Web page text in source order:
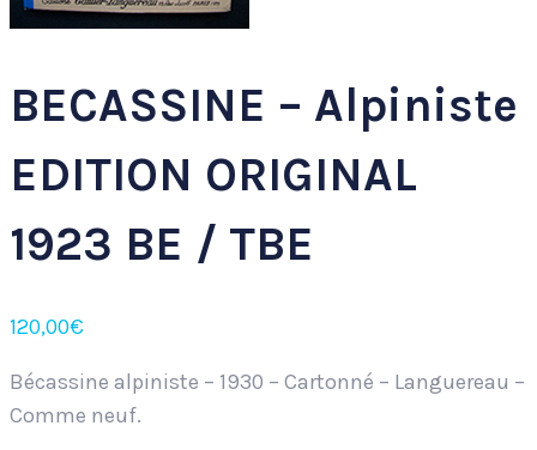
BECASSINE – Alpiniste
EDITION ORIGINAL
1923 BE / TBE
120,00€
Bécassine alpiniste – 1930 – Cartonné – Languereau –
Comme neuf.